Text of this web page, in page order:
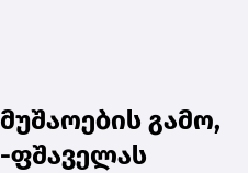
გამო,
ფშაველას